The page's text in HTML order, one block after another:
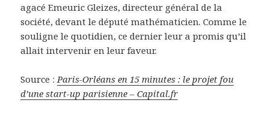
agacé Emeuric Gleizes, directeur général de la
société, devant le député mathématicien. Comme le
souligne le quotidien, ce dernier leur a promis qu’il
allait intervenir en leur faveur.
Source :Paris-Orléans en 15 minutes : le projet fou
d’une start-up parisienne – Capital.fr